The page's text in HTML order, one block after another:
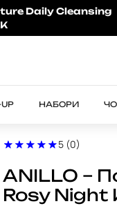
Daily Cleansing
НАБОРИ
5 (0)
ANILLO –
Rosy Night